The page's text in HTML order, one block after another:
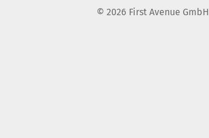
© 2026 First Avenue GmbH